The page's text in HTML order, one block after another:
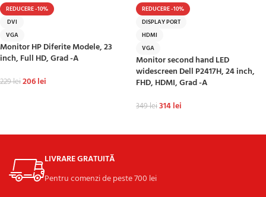
REDUCERE -10%
DVI
VGA
Monitor HP Diferite Modele, 23
inch, Full HD, Grad -A
229lei206lei
REDUCERE -10%
DISPLAY PORT
HDMI
VGA
Monitor second hand LED
widescreen Dell P2417H, 24 inch,
FHD, HDMI, Grad -A
349lei314lei
LIVRARE GRATUITĂ
Pentru comenzi de peste 700 lei